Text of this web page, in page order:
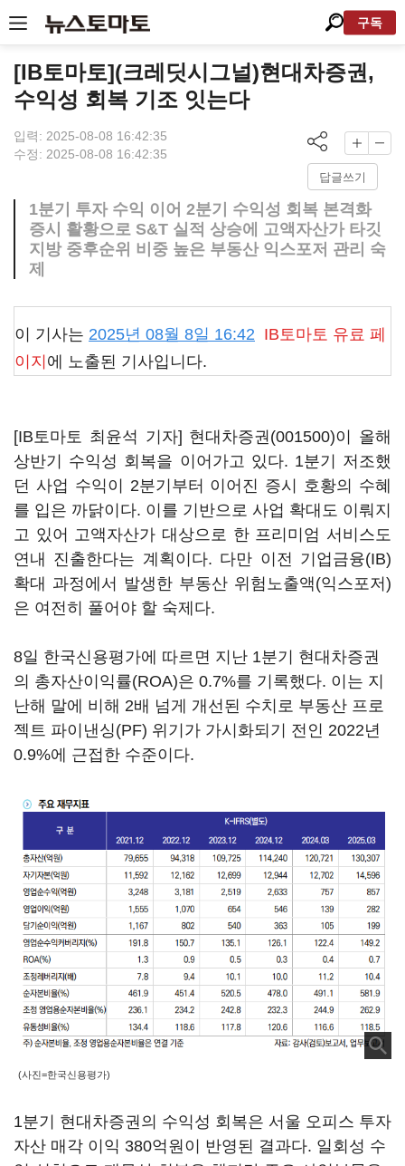
구독
[IB토마토](크레딧시그널)현대차증권,
수익성 회복 기조 잇는다
입력: 2025-08-08 16:42:35
수정: 2025-08-08 16:42:35
답글쓰기
1분기 투자 수익 이어 2분기 수익성 회복 본격화
증시 활황으로 S&T 실적 상승에 고액자산가 타깃
지방 중후순위 비중 높은 부동산 익스포저 관리 숙
제
이 기사는 2025년 08월 8일 16:42 IB토마토 유료 페
이지 에 노출된 기사입니다.
[IB토마토 최윤석 기자] 현대차증권(001500)이 올해
상반기 수익성 회복을 이어가고 있다. 1분기 저조했
던 사업 수익이 2분기부터 이어진 증시 호황의 수혜
를 입은 까닭이다. 이를 기반으로 사업 확대도 이뤄지
고 있어 고액자산가 대상으로 한 프리미엄 서비스도
연내 진출한다는 계획이다. 다만 이전 기업금융(IB)
확대 과정에서 발생한 부동산 위험노출액(익스포저)
은 여전히 풀어야 할 숙제다.
8일 한국신용평가에 따르면 지난 1분기 현대차증권
의 총자산이익률(ROA)은 0.7%를 기록했다. 이는 지
난해 말에 비해 2배 넘게 개선된 수치로 부동산 프로
젝트 파이낸싱(PF) 위기가 가시화되기 전인 2022년
0.9%에 근접한 수준이다.
(사진=한국신용평가)
1분기 현대차증권의 수익성 회복은 서울 오피스 투자
자산 매각 이익 380억원이 반영된 결과다. 일회성 수